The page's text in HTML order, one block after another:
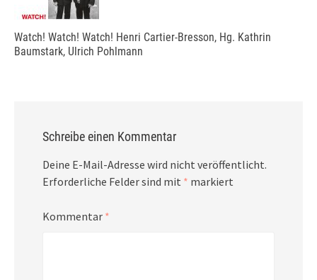
Watch! Watch! Watch! Henri Cartier-Bresson, Hg. Kathrin
Baumstark, Ulrich Pohlmann
Schreibe einen Kommentar
Deine E-Mail-Adresse wird nicht veröffentlicht.
Erforderliche Felder sind mit * markiert
Kommentar *